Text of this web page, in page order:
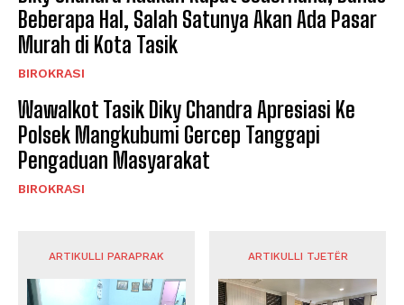
Beberapa Hal, Salah Satunya Akan Ada Pasar
Murah di Kota Tasik
BIROKRASI
Wawalkot Tasik Diky Chandra Apresiasi Ke
Polsek Mangkubumi Gercep Tanggapi
Pengaduan Masyarakat
BIROKRASI
ARTIKULLI PARAPRAK ARTIKULLI TJETËR